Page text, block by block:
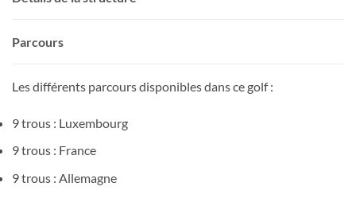
Parcours
Les différents parcours disponibles dans ce golf :
9 trous : Luxembourg
9 trous : France
9 trous : Allemagne